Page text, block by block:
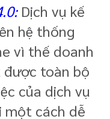
Dịch vụ kế
hệ thống
vì thế doanh
được toàn bộ
của dịch vụ
một cách dễ